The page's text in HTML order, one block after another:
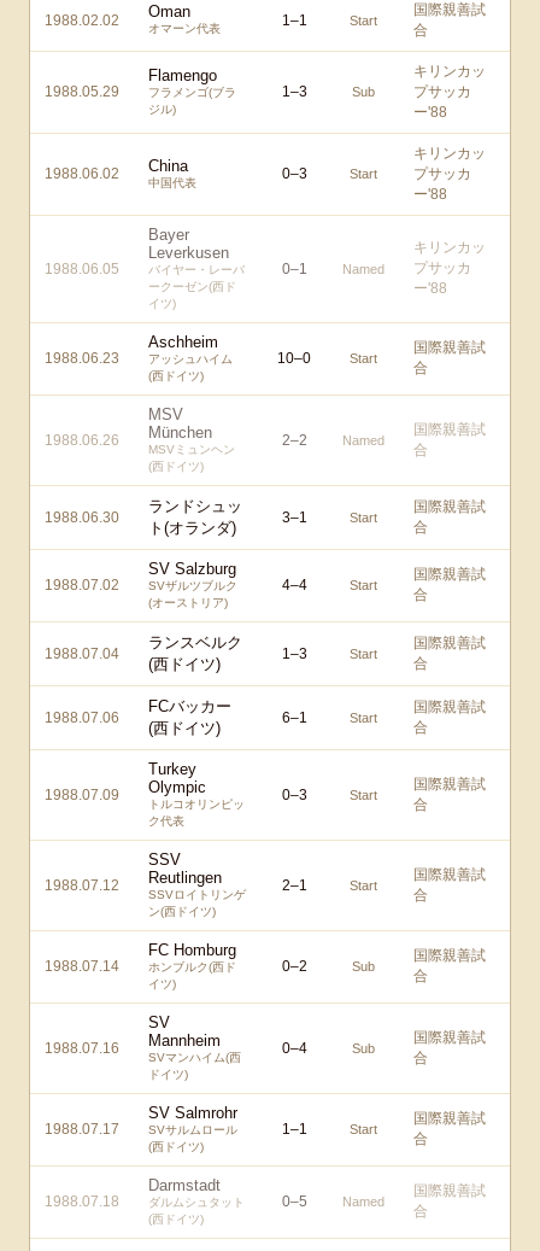
1988.02.02 Oman
オマーン代表 1–1 Start
国際親善試
合
1988.05.29
Flamengo
フラメンゴ(ブラ
ジル)
1–3 Sub
キリンカッ
プサッカ
ー'88
1988.06.02 China
中国代表
0–3 Start
キリンカッ
プサッカ
ー'88
1988.06.05
Bayer
Leverkusen
バイヤー・レーバ
ークーゼン(西ド
イツ)
0–1 Named
キリンカッ
プサッカ
ー'88
1988.06.23
Aschheim
アッシュハイム
(西ドイツ)
10–0 Start
国際親善試
合
1988.06.26
MSV
München
MSVミュンヘン
(西ドイツ)
2–2 Named
国際親善試
合
1988.06.30
ランドシュッ
ト(オランダ)
3–1 Start
国際親善試
合
1988.07.02
SV Salzburg
SVザルツブルク
(オーストリア)
4–4 Start
国際親善試
合
1988.07.04
ランスベルク
(西ドイツ)
1–3 Start
国際親善試
合
1988.07.06
FCバッカー
(西ドイツ)
6–1 Start
国際親善試
合
1988.07.09
Turkey
Olympic
トルコオリンピッ
ク代表
0–3 Start
国際親善試
合
1988.07.12
SSV
Reutlingen
SSVロイトリンゲ
ン(西ドイツ)
2–1 Start
国際親善試
合
1988.07.14
FC Homburg
ホンブルク(西ド
イツ)
0–2 Sub
国際親善試
合
1988.07.16
SV
Mannheim
SVマンハイム(西
ドイツ)
0–4 Sub
国際親善試
合
1988.07.17
SV Salmrohr
SVサルムロール
(西ドイツ)
1–1 Start
国際親善試
合
1988.07.18
Darmstadt
ダルムシュタット
(西ドイツ)
0–5 Named
国際親善試
合